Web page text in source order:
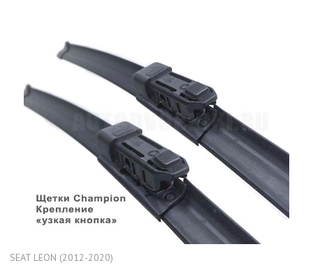
SEAT LEON (2012-2020)